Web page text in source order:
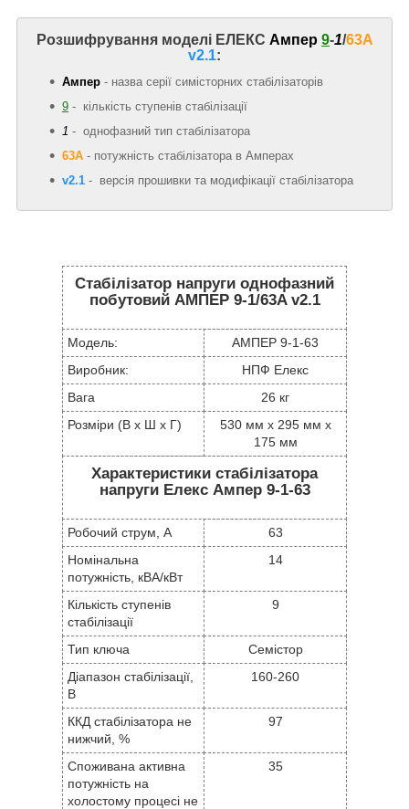
Розшифрування моделі ЕЛЕКС Ампер 9-1/63A
v2.1:
Ампер - назва серії симісторних стабілізаторів
9 - кількість ступенів стабілізації
1 - однофазний тип стабілізатора
63А - потужність стабілізатора в Амперах
v2.1 - версія прошивки та модифікації стабілізатора
Стабілізатор напруги однофазний
побутовий АМПЕР 9-1/63A v2.1
Модель:
АМПЕР 9-1-63
Виробник:
НПФ Елекс
Вага
26 кг
Розміри (В х Ш х Г)
530 мм x 295 мм x
175 мм
Характеристики стабілізатора
напруги Елекс Ампер 9-1-63
Робочий струм, А
63
Номінальна
потужність, кВА/кВт
14
Кількість ступенів
стабілізації
9
Тип ключа
Семістор
Діапазон стабілізації,
В
160-260
ККД стабілізатора не
нижчий, %
97
Споживана активна
потужність на
холостому процесі не
35